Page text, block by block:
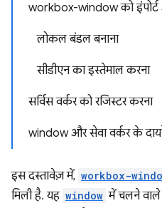
workbox-window को
लोकल बंडल बनाना
सीडीएन का इस्तेमाल करना
सर्विस वर्कर को रजिस्टर करना
window और सेवा वर्कर के
इस दस्तावेज़ में, workbox-
मिली है. यह window में चलने